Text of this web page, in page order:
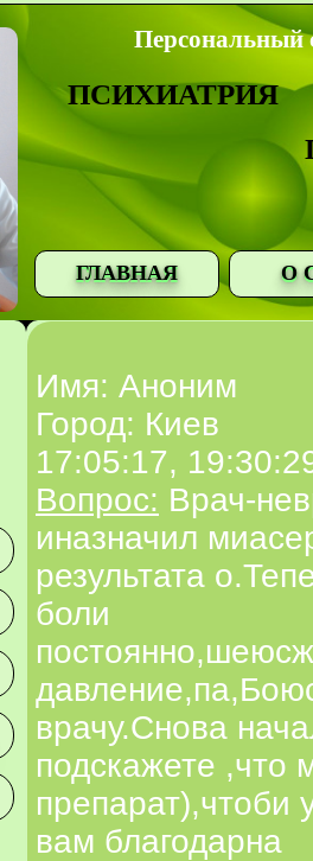
Персональный
ПСИХИАТРИЯ
ГЛАВНАЯ О
Имя: Аноним
Город: Киев
17:05:17,
Вопрос: Врач-
иназначил
результата
боли
врачу.Снова
подскажете ,что
препарат),чтоби
вам благодарна